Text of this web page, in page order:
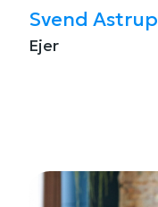
Svend Astrup
Ejer